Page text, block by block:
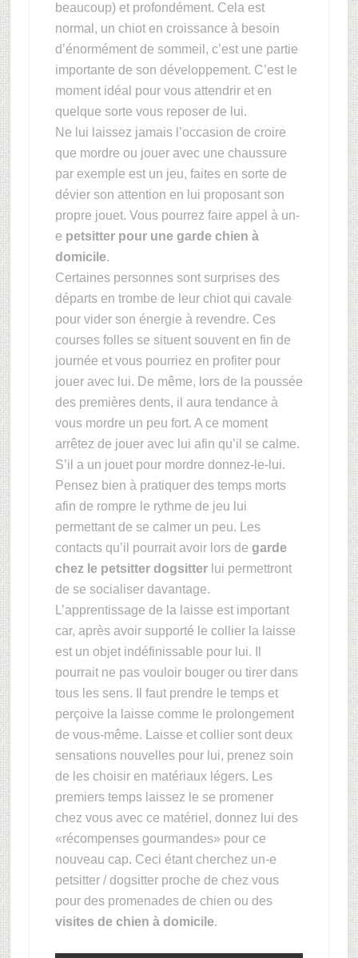
beaucoup) et profondément. Cela est
normal, un chiot en croissance à besoin
d’énormément de sommeil, c’est une partie
importante de son développement. C’est le
moment idéal pour vous attendrir et en
quelque sorte vous reposer de lui.
Ne lui laissez jamais l’occasion de croire
que mordre ou jouer avec une chaussure
par exemple est un jeu, faites en sorte de
dévier son attention en lui proposant son
propre jouet. Vous pourrez faire appel à un-
e petsitter pour une garde chien à
domicile.
Certaines personnes sont surprises des
départs en trombe de leur chiot qui cavale
pour vider son énergie à revendre. Ces
courses folles se situent souvent en fin de
journée et vous pourriez en profiter pour
jouer avec lui. De même, lors de la poussée
des premières dents, il aura tendance à
vous mordre un peu fort. A ce moment
arrêtez de jouer avec lui afin qu’il se calme.
S’il a un jouet pour mordre donnez-le-lui.
Pensez bien à pratiquer des temps morts
afin de rompre le rythme de jeu lui
permettant de se calmer un peu. Les
contacts qu’il pourrait avoir lors de garde
chez le petsitter dogsitterlui permettront
de se socialiser davantage.
L’apprentissage de la laisse est important
car, après avoir supporté le collier la laisse
est un objet indéfinissable pour lui. Il
pourrait ne pas vouloir bouger ou tirer dans
tous les sens. Il faut prendre le temps et
perçoive la laisse comme le prolongement
de vous-même. Laisse et collier sont deux
sensations nouvelles pour lui, prenez soin
de les choisir en matériaux légers. Les
premiers temps laissez le se promener
chez vous avec ce matériel, donnez lui des
«récompenses gourmandes» pour ce
nouveau cap. Ceci étant cherchez un-e
petsitter / dogsitter proche de chez vous
pour des promenades de chien ou des
visites de chien à domicile.